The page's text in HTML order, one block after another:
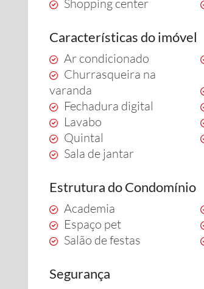
Shopping center
Características do imóvel
Ar condicionado
Churrasqueira na
varanda
Fechadura digital
Lavabo
Quintal
Sala de jantar
Estrutura do Condomínio
Academia
Espaço pet
Salão de festas
Segurança